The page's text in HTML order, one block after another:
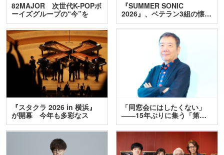
82MAJOR 次世代K-POPボ
ーイズグループの“今”を
訊…
『SUMMER SONIC
2026』、ベテラン3組の懐…
『スタクラ 2026 in 横浜』
が開幕 今年も多彩なス
テ…
「同窓会にはしたくない」
――15年ぶりに集う「第…